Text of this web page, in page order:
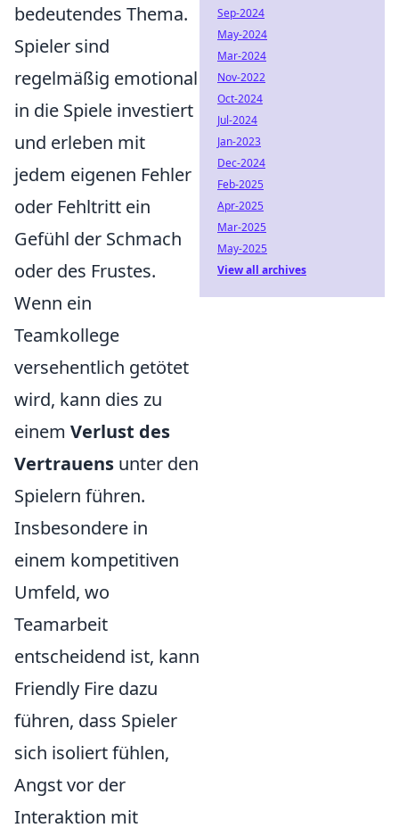
bedeutendes Thema.
Spieler sind
regelmäßig emotional
in die Spiele investiert
und erleben mit
jedem eigenen Fehler
oder Fehltritt ein
Gefühl der Schmach
oder des Frustes.
Wenn ein
Teamkollege
versehentlich getötet
wird, kann dies zu
einem Verlust des
Vertrauens unter den
Spielern führen.
Insbesondere in
einem kompetitiven
Umfeld, wo
Teamarbeit
entscheidend ist, kann
Friendly Fire dazu
führen, dass Spieler
sich isoliert fühlen,
Angst vor der
Interaktion mit
Sep-2024
May-2024
Mar-2024
Nov-2022
Oct-2024
Jul-2024
Jan-2023
Dec-2024
Feb-2025
Apr-2025
Mar-2025
May-2025
View all archives